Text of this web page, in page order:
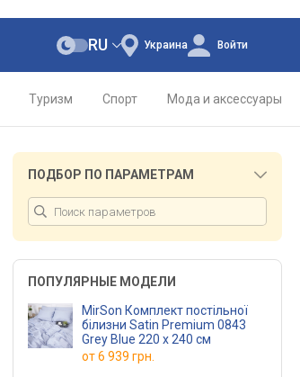
Украина
RU Войти
Туризм Спорт Мода и аксессуары
ПОДБОР ПО ПАРАМЕТРАМ
ПОПУЛЯРНЫЕ МОДЕЛИ
MirSon Комплект постільної
білизни Satin Premium 0843
Grey Blue 220 x 240 см
от6 939 грн.